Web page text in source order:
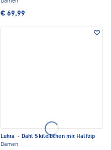
Damen
€ 69,99
Luhta · Dahl Skileibchen mit Halfzip
Damen